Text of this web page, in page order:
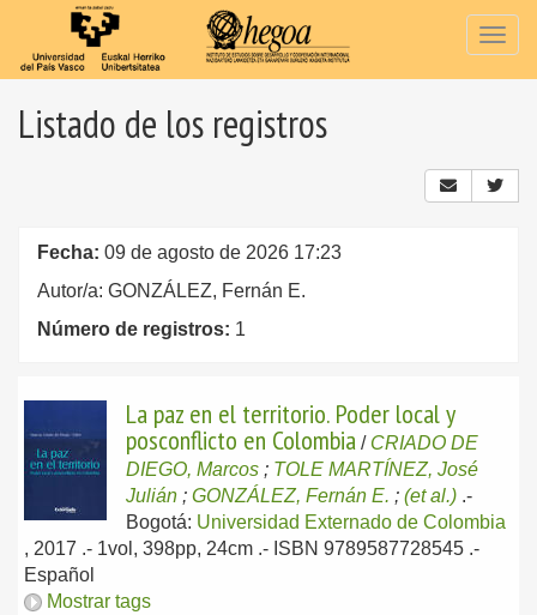
Listado de los registros
Fecha: 09 de agosto de 2026 17:23
Autor/a: GONZÁLEZ, Fernán E.
Número de registros: 1
La paz en el territorio. Poder local y
posconflicto en Colombia / CRIADO DE
DIEGO, Marcos ; TOLE MARTÍNEZ, José
Julián ; GONZÁLEZ, Fernán E. ; (et al.) .-
Bogotá: Universidad Externado de Colombia
, 2017 .- 1vol, 398pp, 24cm .- ISBN 9789587728545 .-
Español
Mostrar tags